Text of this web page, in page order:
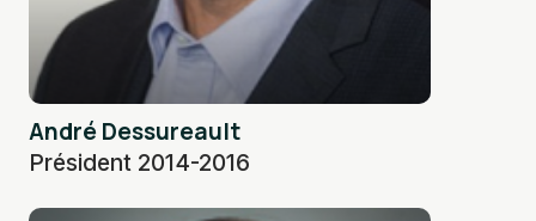
André Dessureault
Président 2014-2016